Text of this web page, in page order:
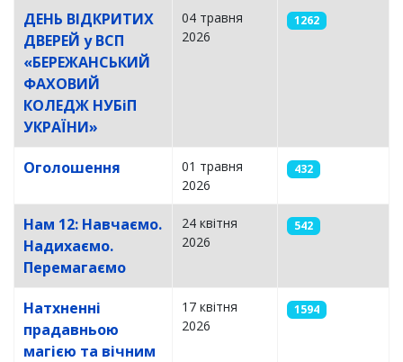
ДЕНЬ ВІДКРИТИХ
ДВЕРЕЙ у ВСП
«БЕРЕЖАНСЬКИЙ
ФАХОВИЙ
КОЛЕДЖ НУБіП
УКРАЇНИ»
04 травня
2026
1262
Оголошення
01 травня
2026
432
Нам 12: Навчаємо.
Надихаємо.
Перемагаємо
24 квітня
2026
542
Натхненні
прадавньою
магією та вічним
17 квітня
2026
1594